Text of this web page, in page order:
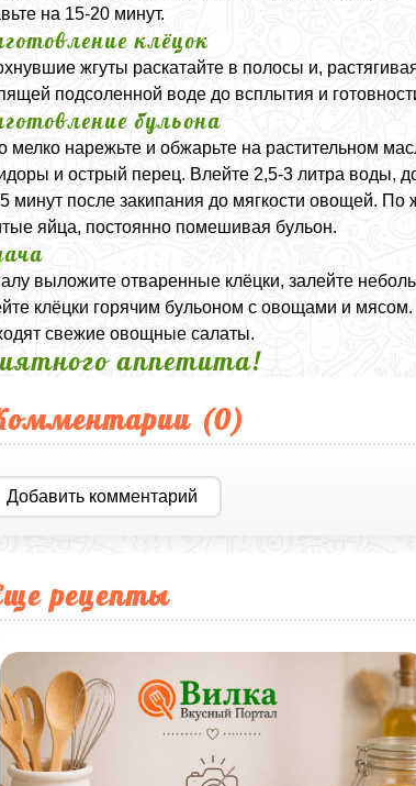
на 15-20 минут.
клёцок
жгуты раскатайте в полосы и,
подсоленной воде до всплытия и
бульона
мелко нарежьте и обжарьте на растительном
и острый перец. Влейте 2,5-3 литра воды,
минут после закипания до мягкости овощей. По
яйца, постоянно помешивая бульон.
выложите отваренные клёцки, залейте
клёцки горячим бульоном с овощами и
свежие овощные салаты.
аппетита!
(0)
Добавить комментарий
рецепты